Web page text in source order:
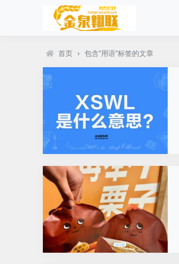
首页 › 包含"用语"标签的文章